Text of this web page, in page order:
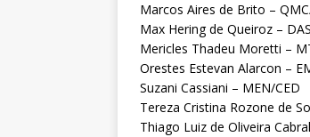
Marcos Aires de Brito –
Max Hering de Queiroz –
Mericles Thadeu Moretti –
Orestes Estevan Alarcon –
Suzani Cassiani – MEN/CED
Tereza Cristina Rozone de
Thiago Luiz de Oliveira